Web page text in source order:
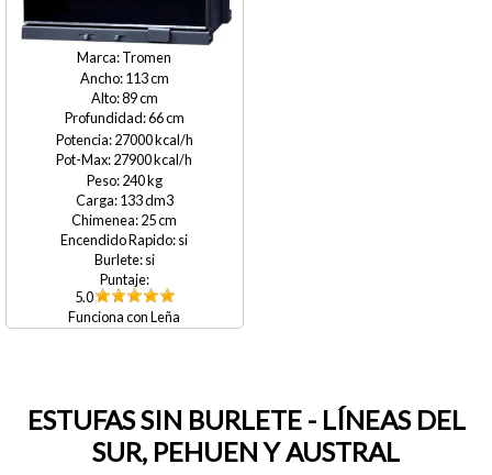
Tromen
113
89
66
27000
27900
240
133
25
si
si
5.0
Leña
ESTUFAS SIN BURLETE - LÍNEAS DEL
SUR, PEHUEN Y AUSTRAL